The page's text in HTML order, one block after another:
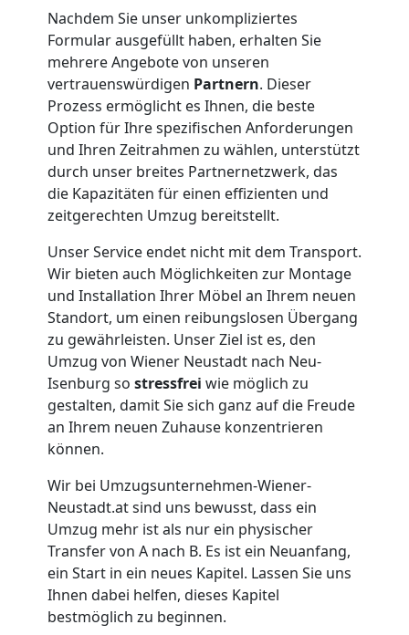
Nachdem Sie unser unkompliziertes
Formular ausgefüllt haben, erhalten Sie
mehrere Angebote von unseren
vertrauenswürdigen Partnern. Dieser
Prozess ermöglicht es Ihnen, die beste
Option für Ihre spezifischen Anforderungen
und Ihren Zeitrahmen zu wählen, unterstützt
durch unser breites Partnernetzwerk, das
die Kapazitäten für einen effizienten und
zeitgerechten Umzug bereitstellt.
Unser Service endet nicht mit dem Transport.
Wir bieten auch Möglichkeiten zur Montage
und Installation Ihrer Möbel an Ihrem neuen
Standort, um einen reibungslosen Übergang
zu gewährleisten. Unser Ziel ist es, den
Umzug von Wiener Neustadt nach Neu-
Isenburg so stressfrei wie möglich zu
gestalten, damit Sie sich ganz auf die Freude
an Ihrem neuen Zuhause konzentrieren
können.
Wir bei Umzugsunternehmen-Wiener-
Neustadt.at sind uns bewusst, dass ein
Umzug mehr ist als nur ein physischer
Transfer von A nach B. Es ist ein Neuanfang,
ein Start in ein neues Kapitel. Lassen Sie uns
Ihnen dabei helfen, dieses Kapitel
bestmöglich zu beginnen.
Neustadt
Mann
LKW
Möbellift
Wiener
Neustadt
Übersiedlung
Wiener
Neustadt
Klaviertransport